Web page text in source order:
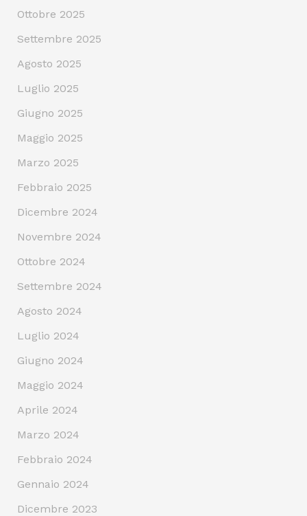
Ottobre 2025
Settembre 2025
Agosto 2025
Luglio 2025
Giugno 2025
Maggio 2025
Marzo 2025
Febbraio 2025
Dicembre 2024
Novembre 2024
Ottobre 2024
Settembre 2024
Agosto 2024
Luglio 2024
Giugno 2024
Maggio 2024
Aprile 2024
Marzo 2024
Febbraio 2024
Gennaio 2024
Dicembre 2023